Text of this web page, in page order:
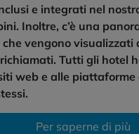
e integrati nel
Inoltre, c’è una
che vengono visualizzati
Tutti gli hotel
web e alle piattaforme
Per saperne di più